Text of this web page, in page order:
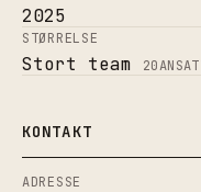
2025
STØRRELSE
Stort team 20
KONTAKT
ADRESSE